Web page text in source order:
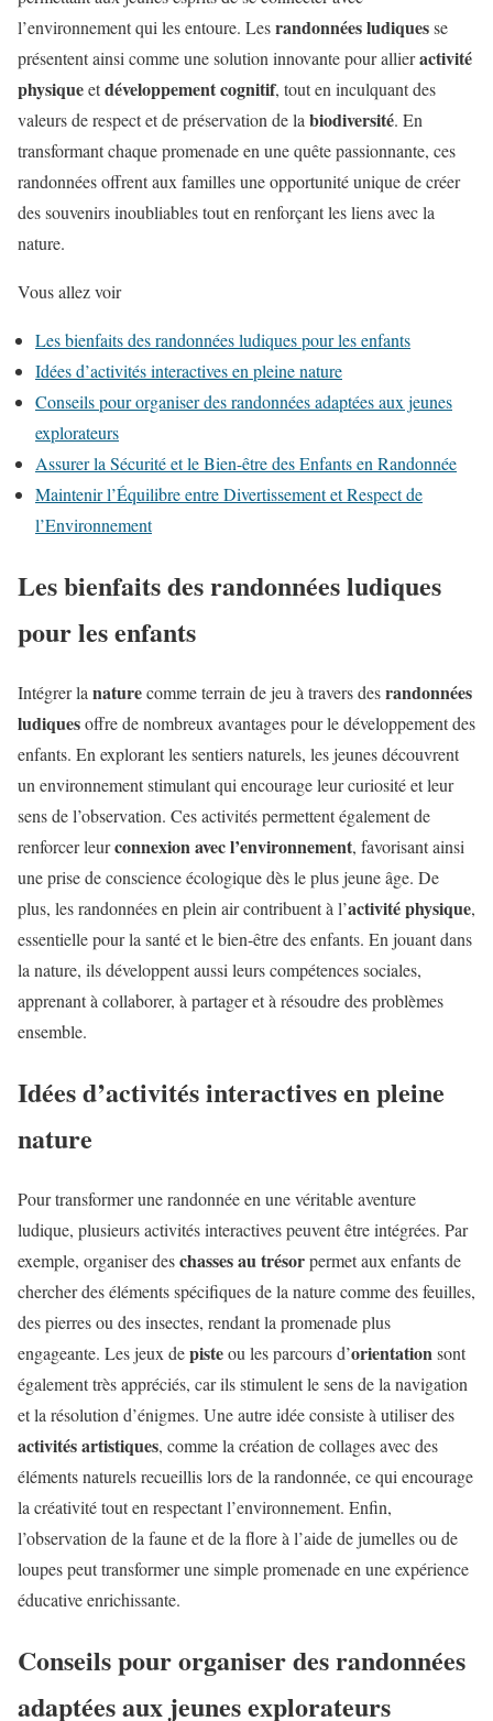
l’environnement qui les entoure. Lesrandonnées ludiquesse
présentent ainsi comme une solution innovante pour allieractivité
physiqueetdéveloppement cognitif, tout en inculquant des
valeurs de respect et de préservation de la biodiversité. En
transformant chaque promenade en une quête passionnante, ces
randonnées offrent aux familles une opportunité unique de créer
des souvenirs inoubliables tout en renforçant les liens avec la
nature.
Vous allez voir
Les bienfaits des randonnées ludiques pour les enfants
Idées d’activités interactives en pleine nature
Conseils pour organiser des randonnées adaptées aux jeunes
explorateurs
Assurer la Sécurité et le Bien-être des Enfants en Randonnée
Maintenir l’Équilibre entre Divertissement et Respect de
l’Environnement
Les bienfaits desrandonnées ludiques
pour les enfants
Intégrer la naturecomme terrain de jeu à travers desrandonnées
ludiquesoffre de nombreux avantages pour le développement des
enfants. En explorant les sentiers naturels, les jeunes découvrent
un environnement stimulant qui encourage leur curiosité et leur
sens de l’observation. Ces activités permettent également de
renforcer leurconnexion avec l’environnement, favorisant ainsi
une prise de conscience écologique dès le plus jeune âge. De
plus, les randonnées en plein air contribuent à l’activité physique,
essentielle pour la santé et le bien-être des enfants. En jouant dans
la nature, ils développent aussi leurs compétences sociales,
apprenant à collaborer, à partager et à résoudre des problèmes
ensemble.
Idées d’activités interactives en pleine
nature
Pour transformer une randonnée en une véritable aventure
ludique, plusieurs activités interactives peuvent être intégrées. Par
exemple, organiser deschasses au trésorpermet aux enfants de
chercher des éléments spécifiques de la nature comme des feuilles,
des pierres ou des insectes, rendant la promenade plus
engageante. Les jeux depisteou les parcours d’orientationsont
également très appréciés, car ils stimulent le sens de la navigation
et la résolution d’énigmes. Une autre idée consiste à utiliser des
activités artistiques, comme la création de collages avec des
éléments naturels recueillis lors de la randonnée, ce qui encourage
la créativité tout en respectant l’environnement. Enfin,
l’observation de la faune et de la flore à l’aide de jumelles ou de
loupes peut transformer une simple promenade en une expérience
éducative enrichissante.
Conseils pour organiser desrandonnées
adaptéesaux jeunes explorateurs